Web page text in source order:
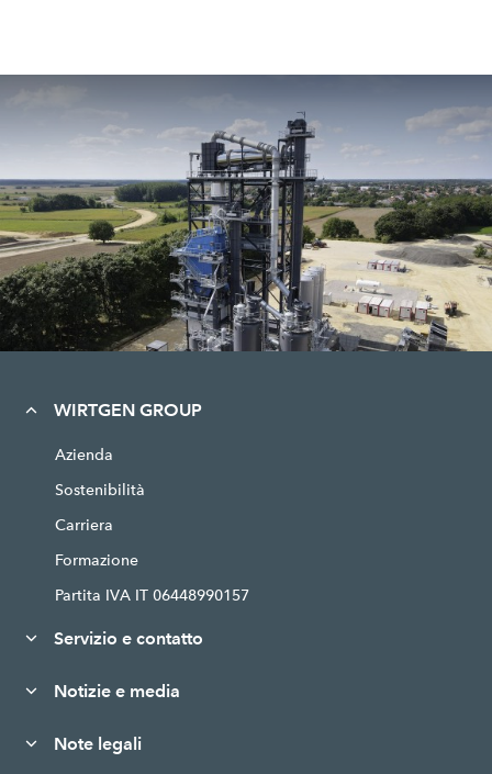
WIRTGEN GROUP
Azienda
Sostenibilità
Carriera
Formazione
Partita IVA IT 06448990157
Servizio e contatto
Notizie e media
Note legali